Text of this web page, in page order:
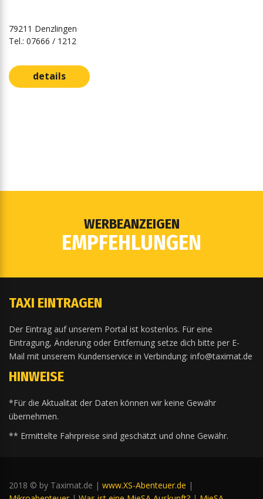
79211 Denzlingen
Tel.: 07666 / 1212
details
WERBEANZEIGEN
EMPFEHLUNGEN
TAXI EINTRAGEN
Der Eintrag auf unserem Portal ist kostenlos. Für eine
Eintragung, Änderung oder Entfernung setze dich bitte per E-
Mail mit unserem Kundenservice in Verbindung: info@taximat.de
HINWEISE
*Für die Aktualität der Daten können wir keine Gewähr
übernehmen.
** Ermittelte Fahrpreise sind geschätzt und ohne Gewähr.
2018 © by Taximat.de | www.XS-Abenteuer.de |